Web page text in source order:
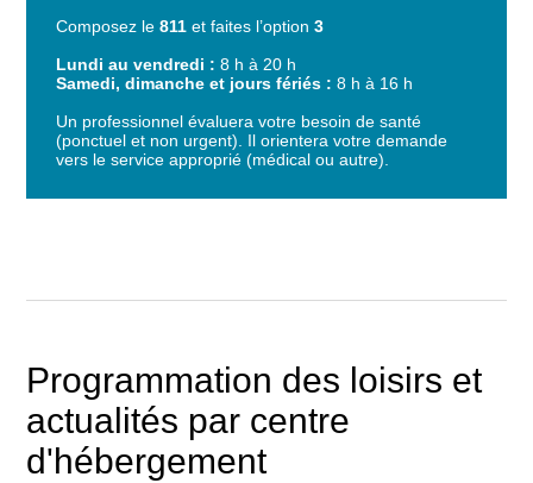
Composez le811 et faites l’option 3
Lundi au vendredi : 8 h à 20 h
Samedi, dimanche et jours fériés : 8 h à 16 h
Un professionnel évaluera votre besoin de santé
(ponctuel et non urgent). Il orientera votre demande
vers le service approprié (médical ou autre).
Programmation des loisirs et
actualités par centre
d'hébergement